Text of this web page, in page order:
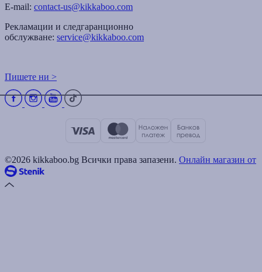
E-mail: contact-us@kikkaboo.com
Рекламации и следгаранционно
обслужване: service@kikkaboo.com
Пишете ни >
©2026 kikkaboo.bg Всички права запазени. Онлайн магазин от